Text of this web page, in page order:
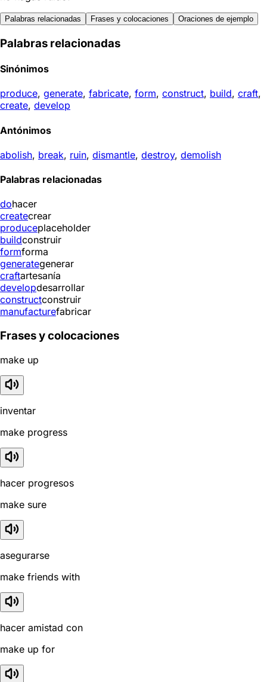
Palabras relacionadas Frases y colocaciones Oraciones de ejemplo
Palabras relacionadas
Sinónimos
produce, generate, fabricate, form, construct, build, craft,
create, develop
Antónimos
abolish, break, ruin, dismantle, destroy, demolish
Palabras relacionadas
dohacer
createcrear
produceplaceholder
buildconstruir
formforma
generategenerar
craftartesanía
developdesarrollar
constructconstruir
manufacturefabricar
Frases y colocaciones
make up
inventar
make progress
hacer progresos
make sure
asegurarse
make friends with
hacer amistad con
make up for